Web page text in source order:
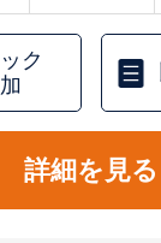
ク
詳細を見る